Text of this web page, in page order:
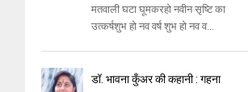
मतवाली घटा घूमकरहो नवीन सृष्टि का
उत्कर्षशुभ हो नव वर्ष शुभ हो नव व...
डॉ. भावना कुँअर की कहानी : गहना